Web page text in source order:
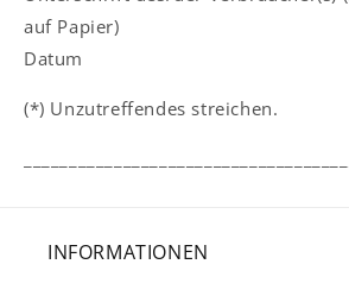
auf Papier)
Datum
(*) Unzutreffendes streichen.
INFORMATIONEN